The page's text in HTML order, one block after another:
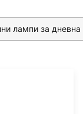
лампи за дневна